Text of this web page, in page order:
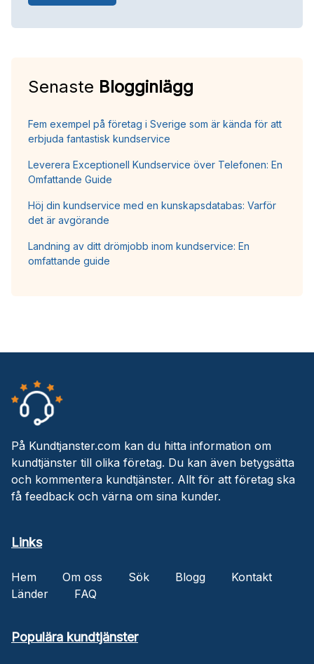
Senaste Blogginlägg
Fem exempel på företag i Sverige som är kända för att
erbjuda fantastisk kundservice
Leverera Exceptionell Kundservice över Telefonen: En
Omfattande Guide
Höj din kundservice med en kunskapsdatabas: Varför
det är avgörande
Landning av ditt drömjobb inom kundservice: En
omfattande guide
På Kundtjanster.com kan du hitta information om
kundtjänster till olika företag. Du kan även betygsätta
och kommentera kundtjänster. Allt för att företag ska
få feedback och värna om sina kunder.
Links
Hem Om oss Sök Blogg
Kontakt
Länder
FAQ
Populära kundtjänster